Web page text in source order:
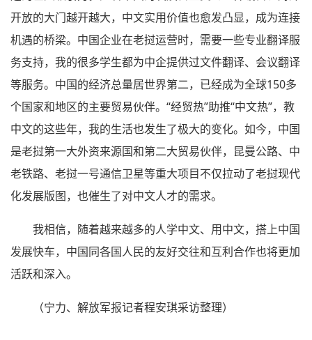
开放的大门越开越大，中文实用价值也愈发凸显，成为连接
机遇的桥梁。中国企业在老挝运营时，需要一些专业翻译服
务支持，我的很多学生都为中企提供过文件翻译、会议翻译
等服务。中国的经济总量居世界第二，已经成为全球150多
个国家和地区的主要贸易伙伴。“经贸热”助推“中文热”，教
中文的这些年，我的生活也发生了极大的变化。如今，中国
是老挝第一大外资来源国和第二大贸易伙伴，昆曼公路、中
老铁路、老挝一号通信卫星等重大项目不仅拉动了老挝现代
化发展版图，也催生了对中文人才的需求。
我相信，随着越来越多的人学中文、用中文，搭上中国
发展快车，中国同各国人民的友好交往和互利合作也将更加
活跃和深入。
（宁力、解放军报记者程安琪采访整理）